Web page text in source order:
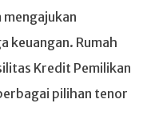
keuangan. Rumah
Kredit Pemilikan
pilihan tenor